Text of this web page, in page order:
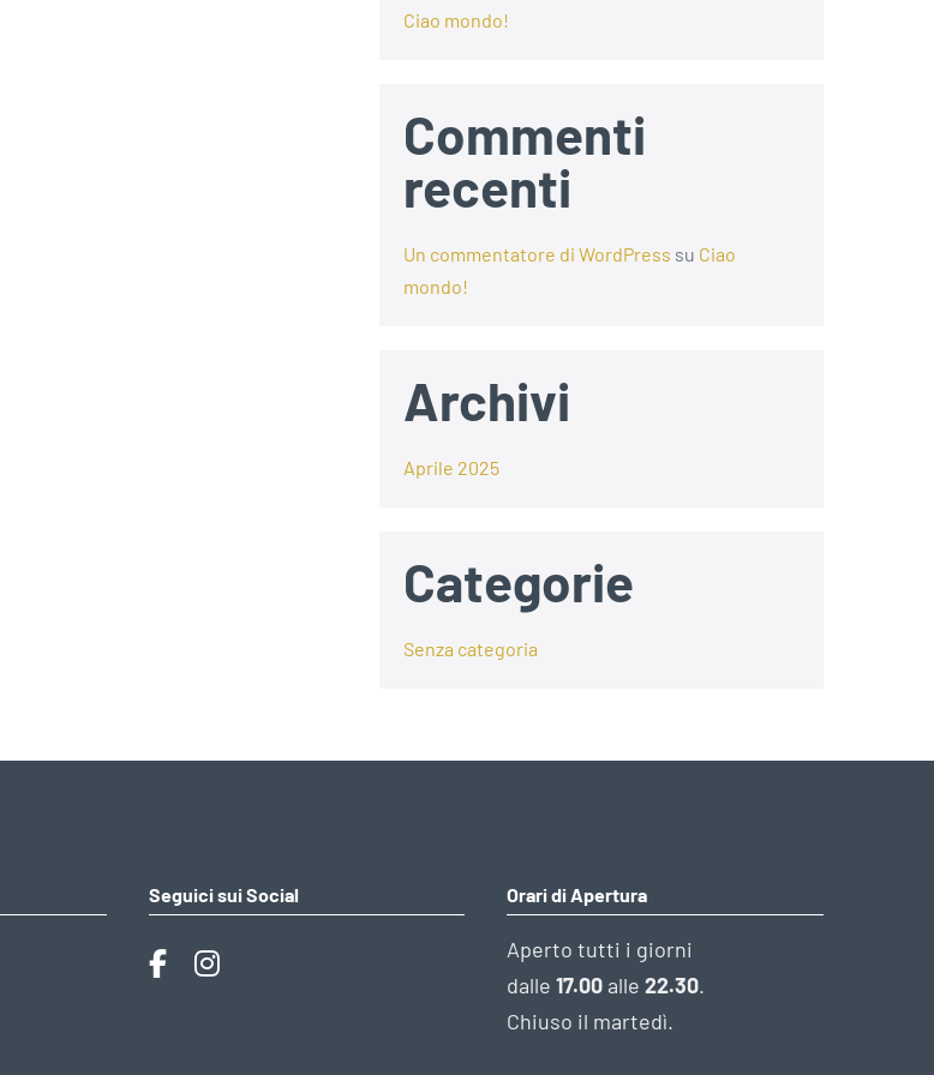
Ciao mondo!
Commenti
recenti
Un commentatore di WordPress su Ciao
mondo!
Archivi
Aprile 2025
Categorie
Senza categoria
Seguici sui Social Orari di Apertura
Aperto tutti i giorni
dalle17.00 alle22.30.
Chiuso il martedì.